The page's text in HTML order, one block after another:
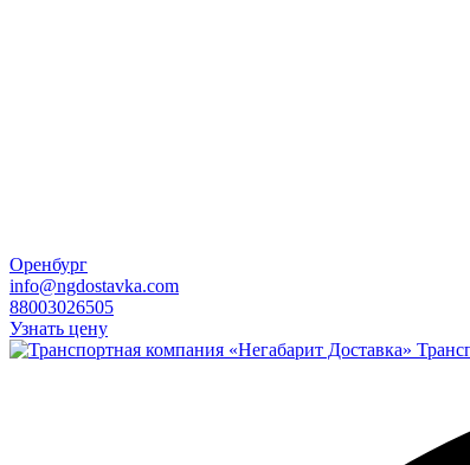
Оренбург
info@ngdostavka.com
88003026505
Узнать цену